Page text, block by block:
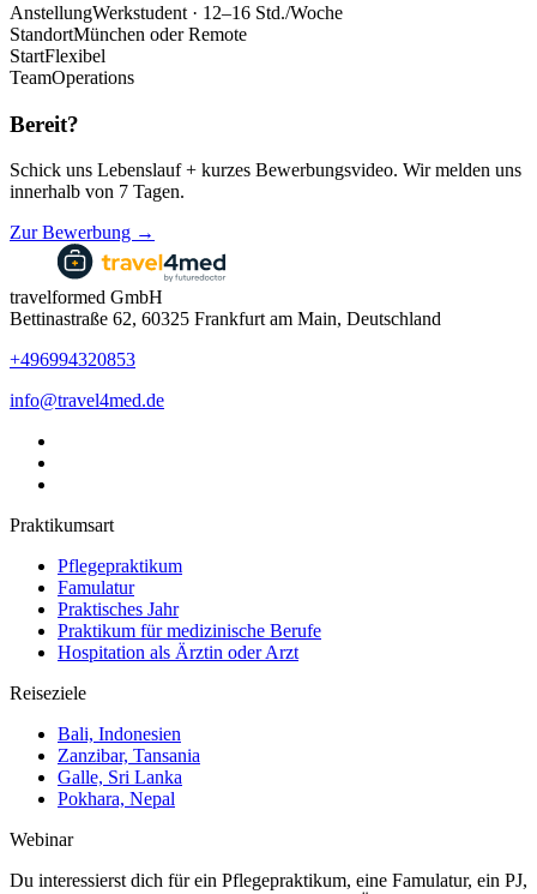
AnstellungWerkstudent · 12–16 Std./Woche
StandortMünchen oder Remote
StartFlexibel
TeamOperations
Bereit?
Schick uns Lebenslauf + kurzes Bewerbungsvideo. Wir melden uns
innerhalb von 7 Tagen.
Zur Bewerbung →
travelformed GmbH
Bettinastraße 62, 60325 Frankfurt am Main, Deutschland
+496994320853
info@travel4med.de
Praktikumsart
Pflegepraktikum
Famulatur
Praktisches Jahr
Praktikum für medizinische Berufe
Hospitation als Ärztin oder Arzt
Reiseziele
Bali, Indonesien
Zanzibar, Tansania
Galle, Sri Lanka
Pokhara, Nepal
Webinar
Du interessierst dich für ein Pflegepraktikum, eine Famulatur, ein PJ,